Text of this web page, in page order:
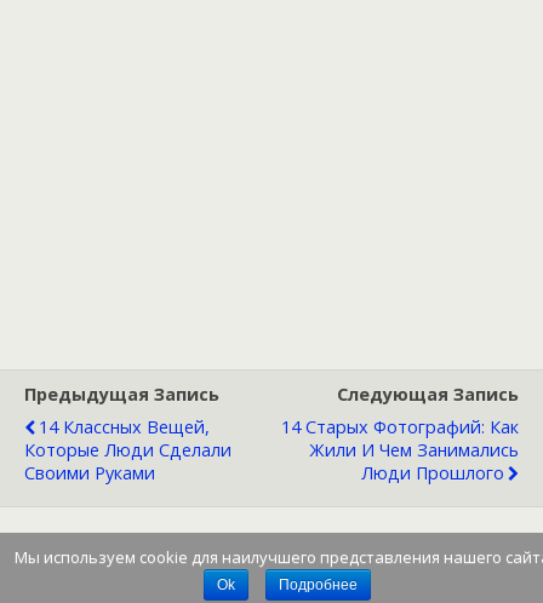
Предыдущая Запись
14 Классных Вещей,
Которые Люди Сделали
Своими Руками
Следующая Запись
14 Старых Фотографий: Как
Жили И Чем Занимались
Люди Прошлого
Мы используем cookie для наилучшего представления нашего
Ok Подробнее
Наверх